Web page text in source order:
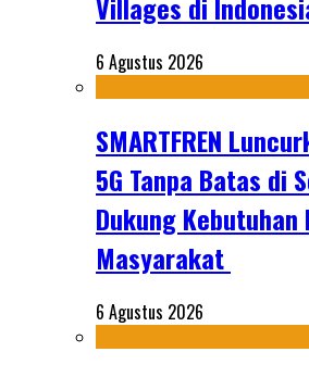
Villages di
6 Agustus 2026
SMARTFREN
5G Tanpa Batas di
Dukung
Masyarakat
6 Agustus 2026